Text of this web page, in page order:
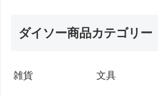
ダイソー商品カテゴリー
雑貨 文具